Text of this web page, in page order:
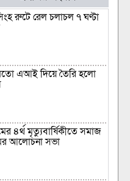
রুটে রেল চলাচল ৭ ঘণ্টা
এআই দিয়ে তৈরি হলো
৪র্থ মৃত্যুবার্ষিকীতে সমাজ
আলোচনা সভা